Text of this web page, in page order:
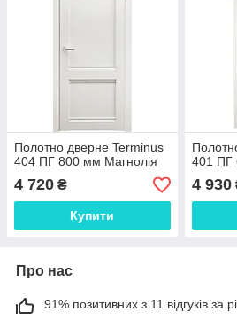
Полотно дверне Terminus
404 ПГ 800 мм Магнолія
4 720 ₴
Купити
401 ПГ
4 930
Про нас
91% позитивних з 11 відгуків за